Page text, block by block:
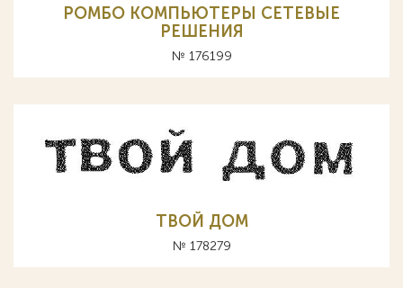
РОМБО КОМПЬЮТЕРЫ СЕТЕВЫЕ
РЕШЕНИЯ
№ 176199
ТВОЙ ДОМ
№ 178279